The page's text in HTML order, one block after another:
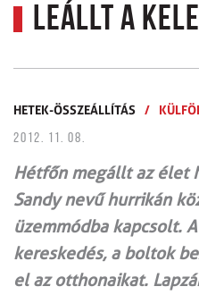
Leállt a
HETEK-ÖSSZEÁLLÍTÁS /
2012. 11. 08.
Hétfőn megállt az élet
Sandy nevű hurrikán
üzemmódba kapcsolt.
kereskedés, a boltok
el az otthonaikat.